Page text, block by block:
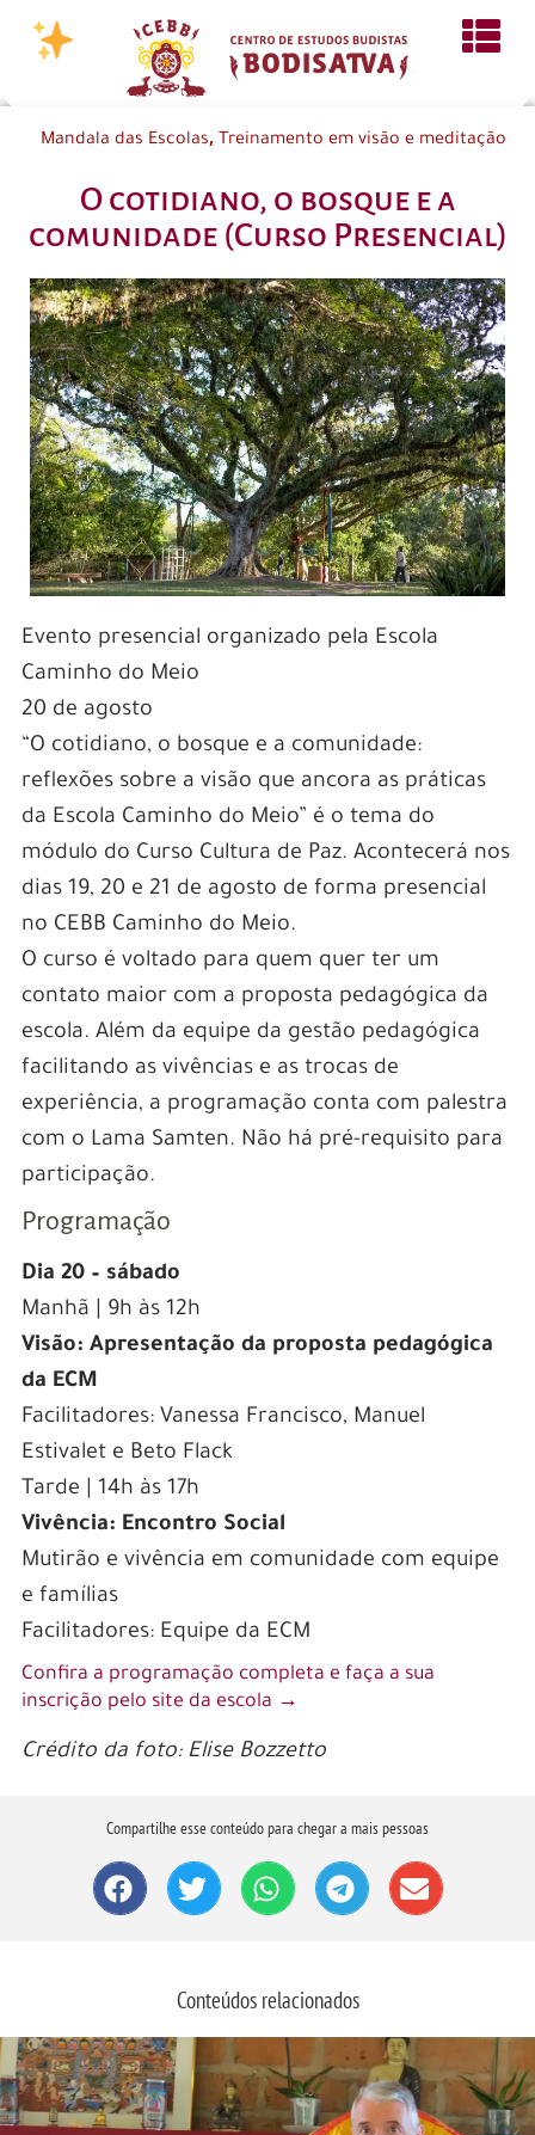
Mandala das Escolas, Treinamento em visão e meditação
O cotidiano, o bosque e a
comunidade (Curso Presencial)
Evento presencial organizado pela Escola
Caminho do Meio
20 de agosto
“O cotidiano, o bosque e a comunidade:
reflexões sobre a visão que ancora as práticas
da Escola Caminho do Meio” é o tema do
módulo do Curso Cultura de Paz. Acontecerá nos
dias 19, 20 e 21 de agosto de forma presencial
no CEBB Caminho do Meio.
O curso é voltado para quem quer ter um
contato maior com a proposta pedagógica da
escola. Além da equipe da gestão pedagógica
facilitando as vivências e as trocas de
experiência, a programação conta com palestra
com o Lama Samten. Não há pré-requisito para
participação.
Programação
Dia 20 – sábado
Manhã | 9h às 12h
Visão: Apresentação da proposta pedagógica
da ECM
Facilitadores: Vanessa Francisco, Manuel
Estivalet e Beto Flack
Tarde | 14h às 17h
Vivência: Encontro Social
Mutirão e vivência em comunidade com equipe
e famílias
Facilitadores: Equipe da ECM
Confira a programação completa e faça a sua
inscrição pelo site da escola →
Crédito da foto: Elise Bozzetto
Compartilhe esse conteúdo para chegar a mais pessoas
Conteúdos relacionados